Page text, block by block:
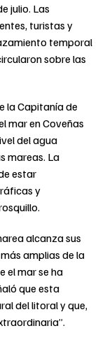
julio. Las
turistas y
temporal
sobre las
la Capitanía de
mar en Coveñas
del agua
mareas. La
estar
y
alcanza sus
amplias de la
el mar se ha
que esta
del litoral y que,